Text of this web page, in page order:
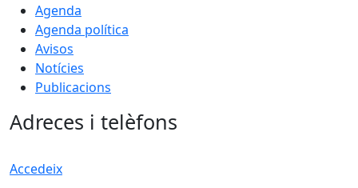
Agenda
Agenda política
Avisos
Notícies
Publicacions
Adreces i telèfons
Accedeix